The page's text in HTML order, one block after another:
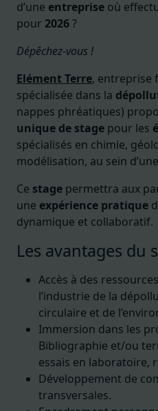
d’une entreprise où
pour 2026?
Dépêchez-vous !
Elément Terre, entreprise
spécialisée dans la
nappes phréatiques)
unique de stage pour les
spécialisés en chimie,
modélisation, au sein d’une
Ce stage permettra aux
une expérience pratique
dynamique et collaboratif.
Les avantages du
Accès à des
l’industrie de la
circulaire et de
Immersion dans les
Bibliographie et/ou
essais en laboratoire,
Développement de
transversales.